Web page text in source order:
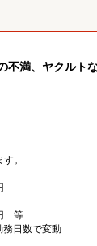
不満、ヤクルト
。
等
日数で変動